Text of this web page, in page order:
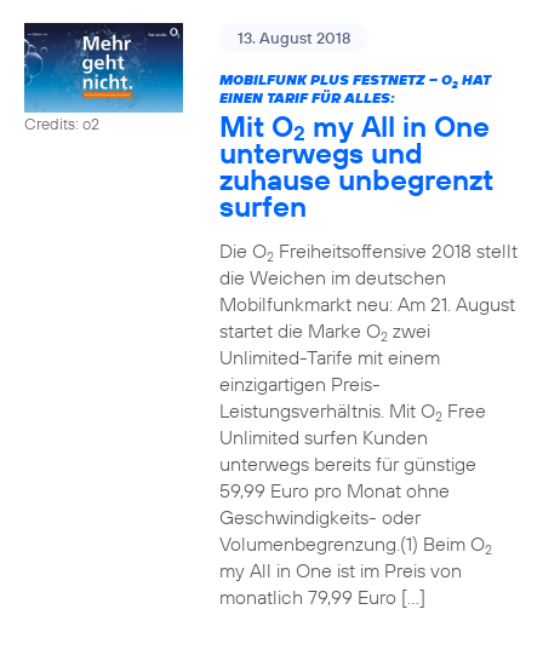
Credits: o2
13. August 2018
MOBILFUNK PLUS FESTNETZ – O2HAT
EINEN TARIF FÜR ALLES:
Mit O2 my All in One
unterwegs und
zuhause unbegrenzt
surfen
Die O2Freiheitsoffensive 2018 stellt
die Weichen im deutschen
Mobilfunkmarkt neu: Am 21. August
startet die Marke O2zwei
Unlimited-Tarife mit einem
einzigartigen Preis-
Leistungsverhältnis. Mit O2Free
Unlimited surfen Kunden
unterwegs bereits für günstige
59,99 Euro pro Monat ohne
Geschwindigkeits- oder
Volumenbegrenzung.(1) Beim O2
my All in One ist im Preis von
monatlich 79,99 Euro […]